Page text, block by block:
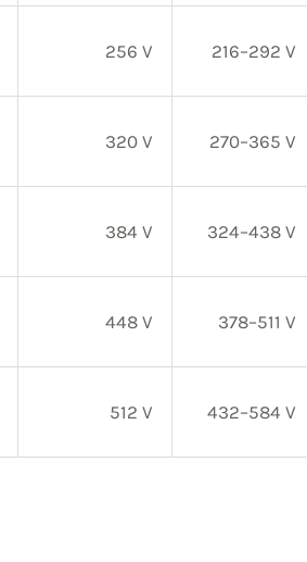
256 V 216–292 V
320 V 270–365 V
384 V 324–438 V
448 V 378–511 V
512 V 432–584 V